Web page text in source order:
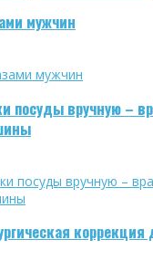
мужчин
посуды вручную –